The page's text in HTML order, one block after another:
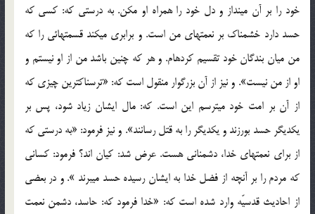
خود را بر آن مينداز و دل خود را همراه او مكن. به درستي كه: كسي كه
حسد دارد خشمناك بر نعمتهاي من است. و برابري مي‏كند قسمتهائي را كه
من ميان بندگان خود تقسيم كرده‏ام. و هر كه چنين باشد من از او نيستم و
او از من نيست». و نيز از آن بزرگوار منقول است كه: «ترسناك‏ترين چيزي كه
از آن بر امت خود مي‏ترسم اين است. كه: مال ايشان زياد شود، پس بر
يكديگر حسد بورزند و يكديگر را به قتل رسانند». و نيز فرمود: «به درستي كه
از براي نعمتهاي خدا، دشمناني هست. عرض شد: كيان‏ اند؟ فرمود: كساني
كه مردم را بر آنچه از فضل خدا به ايشان رسيده حسد مي‏برند ». و در بعضي
از احاديث قدسيّه وارد شده است كه: «خدا فرمود كه: حاسد، دشمن نعمت